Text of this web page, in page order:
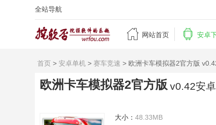
全站导航
 网站首页  安卓
首页 > 安卓单机 > 赛车竞速 > 欧洲卡车模拟器2官方版
欧洲卡车模拟器2官方版 v0.42安
大小： 48.33MB